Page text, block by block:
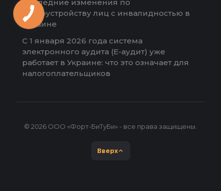
Последние изменения по
трудоустройству лиц с инвалидностью в
Украине
С 1 января 2026 года система
электронного аудита (Е-аудит) уже
работает в Украине: что это означает для
налогоплательщиков
© 2026 ООО «Форт-БиТуБи» - все права защищены.
Вверх